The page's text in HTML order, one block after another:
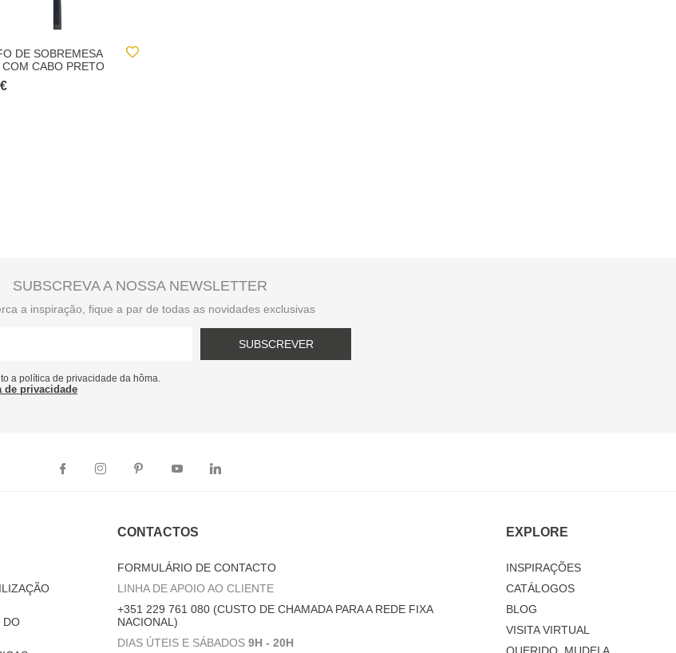
DE SOBREMESA
COM CABO PRETO
SUBSCREVA A NOSSA NEWSLETTER
a inspiração, fique a par de todas as novidades exclusivas
SUBSCREVER
a política de privacidade da hôma.
de privacidade
DO
CONTACTOS
FORMULÁRIO DE CONTACTO
LINHA DE APOIO AO CLIENTE
+351 229 761 080 (CUSTO DE CHAMADA PARA A REDE FIXA
NACIONAL)
DIAS ÚTEIS E SÁBADOS 9H - 20H
EXPLORE
INSPIRAÇÕES
CATÁLOGOS
BLOG
VISITA VIRTUAL